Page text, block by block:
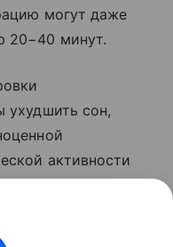
могут даже
20−40 минут.
ухудшить сон,
активности
она одновременно